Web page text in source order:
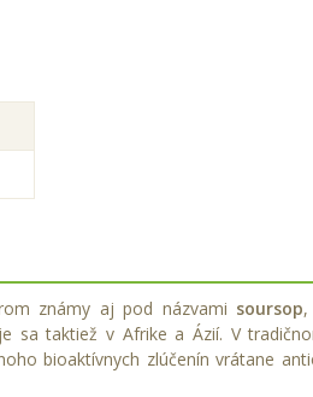
známy aj pod názvami soursop,
sa taktiež v Afrike a Ázií. V
bioaktívnych zlúčenín vrátane